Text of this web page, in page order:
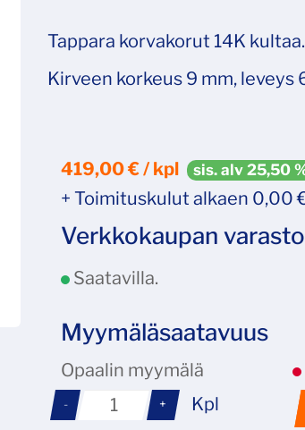
Tappara korvakorut 14K kultaa.
Kirveen korkeus 9 mm, leveys
419,00 € / kpl sis. alv 25,50
+ Toimituskulut alkaen 0,00
Verkkokaupan
Saatavilla.
Myymäläsaatavuus
Opaalin myymälä
- + Kpl